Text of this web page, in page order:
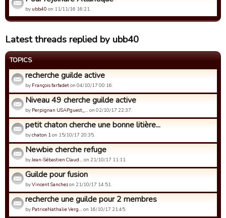
by ubb40 on 11/11/16 16:21.
Latest threads replied by ubb40
TOPICS
recherche guilde active
by François farfadeton 04/10/17 00:16.
Niveau 49 cherche guilde active
by Perpignan USAPguest_… on 02/10/17 22:37.
petit chaton cherche une bonne litière...
bychaton 1on 15/10/17 20:35.
Newbie cherche refuge
byJean-Sébastien Claud… on 21/10/17 11:11.
Guilde pour fusion
byVincent Sanchezon 21/10/17 14:51.
recherche une guilde pour 2 membres
by PatriceNathalie Verg… on 16/10/17 21:45.